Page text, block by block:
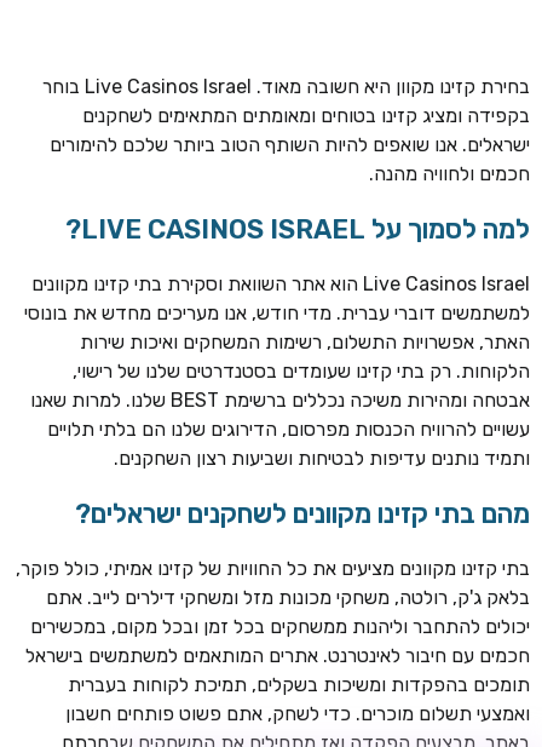
חבילת קבלת פנים: בונוס 100% עד 300€ + 100 ספיני בונוס על
ההפקדה הראשונה
CASOO
בונוס מתגלגל עד 2,000 ₪ + 200 ספינים חינם לשחקנים
חדשים
ROYSPINS
חינם על ההפקדות הראשונות
בחירת קזינו מקוון היא חשובה מאוד. Live Casinos Israel בוחר
בקפידה ומציג קזינו בטוחים ומאומתים המתאימים לשחקנים
ישראלים. אנו שואפים להיות השותף הטוב ביותר שלכם להימורים
חכמים ולחוויה מהנה.
למה לסמוך על LIVE CASINOS ISRAEL?
Live Casinos Israel הוא אתר השוואת וסקירת בתי קזינו מקוונים
למשתמשים דוברי עברית. מדי חודש, אנו מעריכים מחדש את בונוסי
האתר, אפשרויות התשלום, רשימות המשחקים ואיכות שירות
הלקוחות. רק בתי קזינו שעומדים בסטנדרטים שלנו של רישוי,
אבטחה ומהירות משיכה נכללים ברשימת BEST שלנו. למרות שאנו
עשויים להרוויח הכנסות מפרסום, הדירוגים שלנו הם בלתי תלויים
ותמיד נותנים עדיפות לבטיחות ושביעות רצון השחקנים.
מהם בתי קזינו מקוונים לשחקנים ישראלים?
בתי קזינו מקוונים מציעים את כל החוויות של קזינו אמיתי, כולל פוקר,
בלאק ג'ק, רולטה, משחקי מכונות מזל ומשחקי דילרים לייב. אתם
יכולים להתחבר וליהנות ממשחקים בכל זמן ובכל מקום, במכשירים
חכמים עם חיבור לאינטרנט. אתרים המותאמים למשתמשים בישראל
תומכים בהפקדות ומשיכות בשקלים, תמיכת לקוחות בעברית
ואמצעי תשלום מוכרים. כדי לשחק, אתם פשוט פותחים חשבון